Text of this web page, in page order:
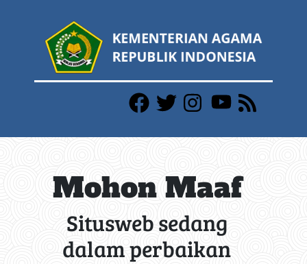
Mohon Maaf
Situsweb sedang
dalam perbaikan